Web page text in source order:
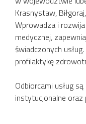
Krasnystaw,
Wprowadza i
medycznej,
świadczonych
profilaktykę
Odbiorcami usług
instytucjonalne oraz